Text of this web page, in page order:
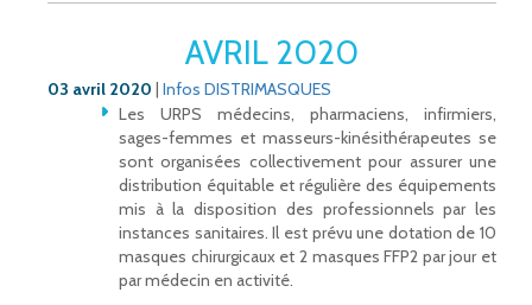
AVRIL 2020
03 avril 2020 | Infos DISTRIMASQUES
Les URPS médecins, pharmaciens, infirmiers,
sages-femmes et masseurs-kinésithérapeutes se
sont organisées collectivement pour assurer une
distribution équitable et régulière des équipements
mis à la disposition des professionnels par les
instances sanitaires. Il est prévu une dotation de 10
masques chirurgicaux et 2 masques FFP2 par jour et
par médecin en activité.